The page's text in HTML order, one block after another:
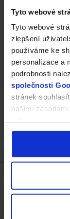
Tyto webové
Tyto webové
zlepšení
používáme ke
personalizace a
podrobnosti
společnosti
stránek
našimi
Zákaznický servis